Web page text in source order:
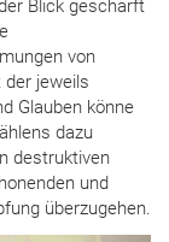
Blick geschärft
von
der jeweils
Glauben könne
dazu
destruktiven
und
überzugehen.